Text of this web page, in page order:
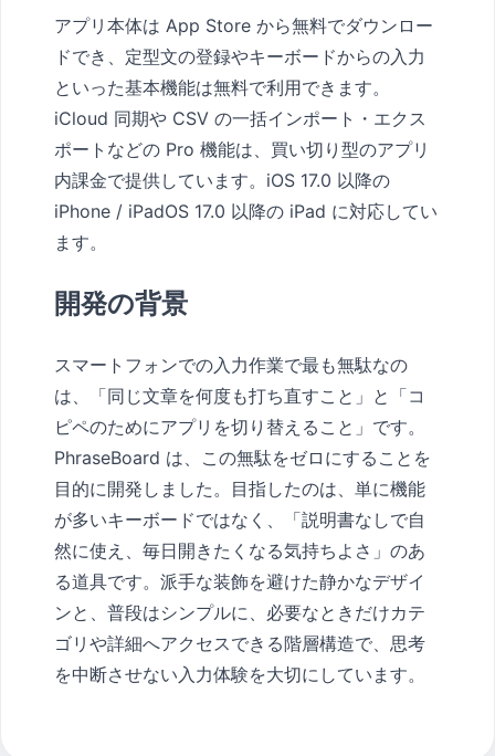
アプリ本体は App Store から無料でダウンロー
ドでき、定型文の登録やキーボードからの入力
といった基本機能は無料で利用できます。
iCloud 同期や CSV の一括インポート・エクス
ポートなどの Pro 機能は、買い切り型のアプリ
内課金で提供しています。iOS 17.0 以降の
iPhone / iPadOS 17.0 以降の iPad に対応してい
ます。
開発の背景
スマートフォンでの入力作業で最も無駄なの
は、「同じ文章を何度も打ち直すこと」と「コ
ピペのためにアプリを切り替えること」です。
PhraseBoard は、この無駄をゼロにすることを
目的に開発しました。目指したのは、単に機能
が多いキーボードではなく、「説明書なしで自
然に使え、毎日開きたくなる気持ちよさ」のあ
る道具です。派手な装飾を避けた静かなデザイ
ンと、普段はシンプルに、必要なときだけカテ
ゴリや詳細へアクセスできる階層構造で、思考
を中断させない入力体験を大切にしています。